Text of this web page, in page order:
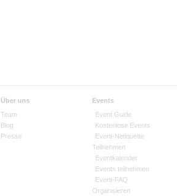
Über uns
Team
Blog
Presse
Events
Event Guide
Kostenlose Events
Event-Netiquette
Teilnehmen
Eventkalender
Events teilnehmen
Event-FAQ
Organisieren